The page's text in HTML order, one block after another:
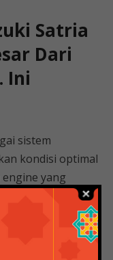
Satria
Dari
Ini
sistem
kondisi optimal
yang
sesuai aturan di
dan lampu